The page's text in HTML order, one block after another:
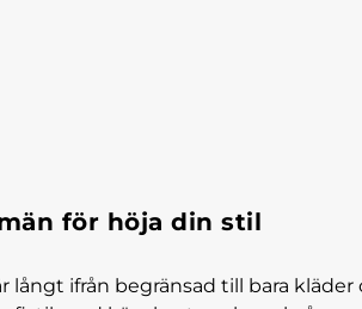
för höja din stil
långt ifrån begränsad till bara